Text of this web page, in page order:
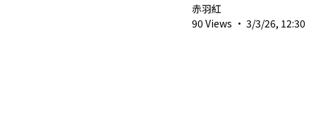
赤羽紅
90 Views · 3/3/26, 12:30